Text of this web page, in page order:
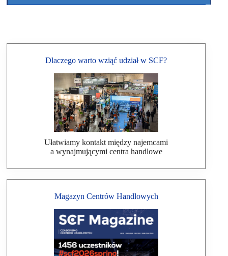
Dlaczego warto wziąć udział w SCF?
Ułatwiamy kontakt między najemcami
a wynajmującymi centra handlowe
Magazyn Centrów Handlowych